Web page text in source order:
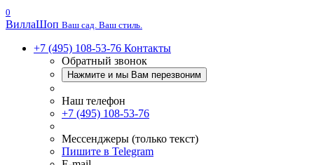
0
ВиллаШоп Ваш сад. Ваш стиль.
+7 (495) 108-53-76 Контакты
Обратный звонок
Нажмите и мы Вам перезвоним
Наш телефон
+7 (495) 108-53-76
Мессенджеры (только текст)
Пишите в Telegram